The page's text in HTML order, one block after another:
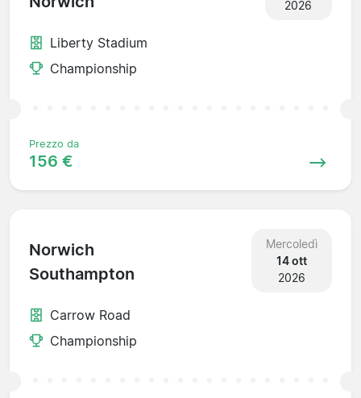
2026
Liberty Stadium
Championship
Prezzo da
156 €
Norwich
Southampton
Mercoledì
14 ott
2026
Carrow Road
Championship